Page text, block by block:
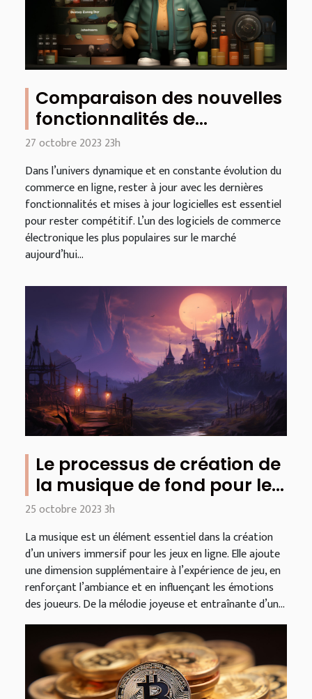
Comparaison des nouvelles
fonctionnalités de
PrestaShop 8 : une analyse
approfondie
27 octobre 2023 23h
Dans l’univers dynamique et en constante évolution du
commerce en ligne, rester à jour avec les dernières
fonctionnalités et mises à jour logicielles est essentiel
pour rester compétitif. L’un des logiciels de commerce
électronique les plus populaires sur le marché
aujourd’hui...
Le processus de création de
la musique de fond pour les
jeux en ligne
25 octobre 2023 3h
La musique est un élément essentiel dans la création
d’un univers immersif pour les jeux en ligne. Elle ajoute
une dimension supplémentaire à l’expérience de jeu, en
renforçant l’ambiance et en influençant les émotions
des joueurs. De la mélodie joyeuse et entraînante d’un...